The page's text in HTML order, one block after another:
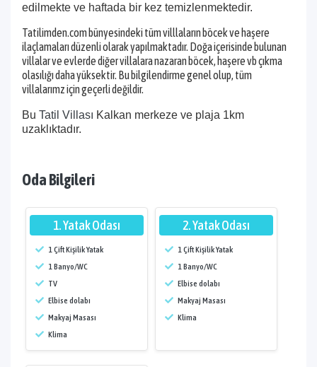
edilmekte ve haftada bir kez temizlenmektedir.
Tatilimden.com bünyesindeki tüm villlaların böcek ve haşere
ilaçlamaları düzenli olarak yapılmaktadır. Doğa içerisinde bulunan
villalar ve evlerde diğer villalara nazaran böcek, haşere vb çıkma
olasılığı daha yüksektir. Bu bilgilendirme genel olup, tüm
villalarımz için geçerli değildir.
Bu Tatil Villası Kalkan merkeze ve plaja 1km
uzaklıktadır.
Oda Bilgileri
1. Yatak Odası
1 Çift Kişilik Yatak
1 Banyo/WC
TV
Elbise dolabı
Makyaj Masası
Klima
2. Yatak Odası
1 Çift Kişilik Yatak
1 Banyo/WC
Elbise dolabı
Makyaj Masası
Klima